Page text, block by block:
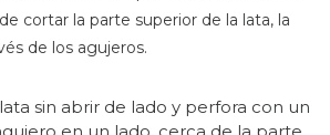
cortar la parte superior de la lata, la
de los agujeros.
sin abrir de lado y perfora con un
en un lado, cerca de la parte